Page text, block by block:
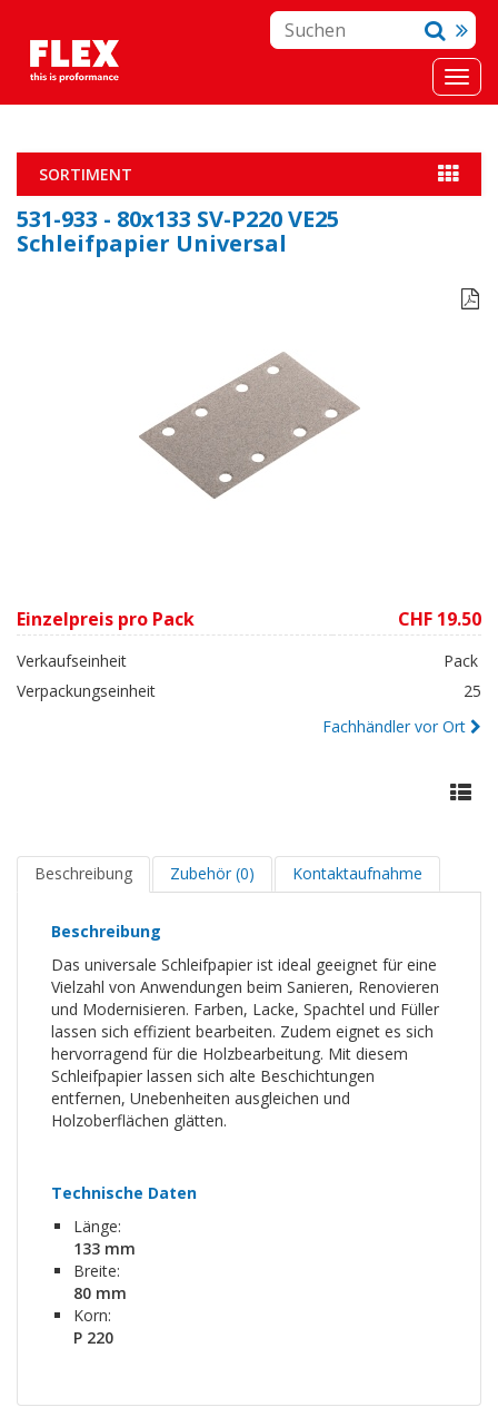
SORTIMENT
531-933 - 80x133 SV-P220 VE25
Schleifpapier Universal

Einzelpreis pro Pack CHF 19.50
Verkaufseinheit
Pack
Verpackungseinheit
25
Fachhändler vor Ort
Beschreibung Zubehör (0) Kontaktaufnahme
Beschreibung
Das universale Schleifpapier ist ideal geeignet für eine
Vielzahl von Anwendungen beim Sanieren, Renovieren
und Modernisieren. Farben, Lacke, Spachtel und Füller
lassen sich effizient bearbeiten. Zudem eignet es sich
hervorragend für die Holzbearbeitung. Mit diesem
Schleifpapier lassen sich alte Beschichtungen
entfernen, Unebenheiten ausgleichen und
Holzoberflächen glätten.
Technische Daten
Länge:
133 mm
Breite:
80 mm
Korn:
P 220